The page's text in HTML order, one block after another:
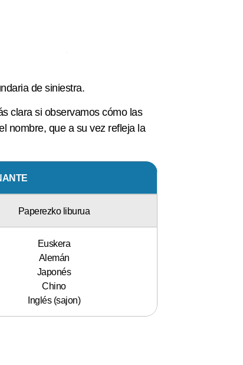
de siniestra.
clara si observamos cómo las
nombre, que a su vez refleja la
Paperezko liburua
Euskera
Alemán
Japonés
Chino
Inglés (sajon)